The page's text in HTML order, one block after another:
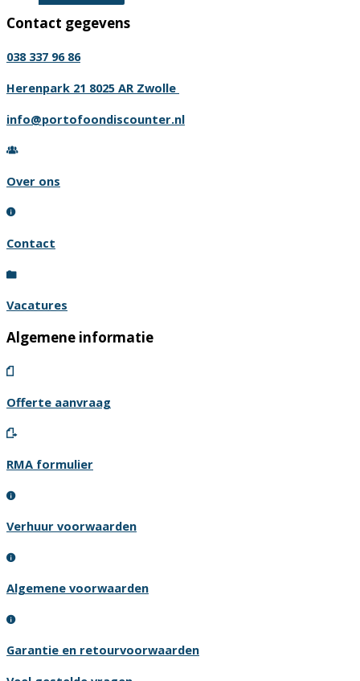
Contact gegevens
038 337 96 86
Herenpark 21 8025 AR Zwolle
info@portofoondiscounter.nl
Over ons
Contact
Vacatures
Algemene informatie
Offerte aanvraag
RMA formulier
Verhuur voorwaarden
Algemene voorwaarden
Garantie en retourvoorwaarden